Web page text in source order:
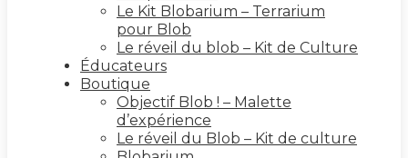
Le Kit Blobarium – Terrarium
pour Blob
Le réveil du blob – Kit de Culture
Éducateurs
Boutique
Objectif Blob ! – Malette
d’expérience
Le réveil du Blob – Kit de culture